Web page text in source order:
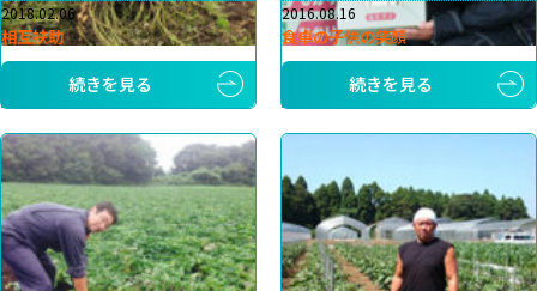
2018.02.06
相互扶助
続きを見る
2016.08.16
食卓の子供の笑顔
続きを見る